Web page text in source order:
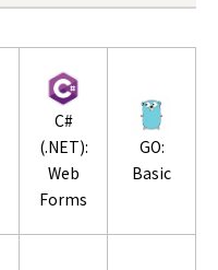
C#
(.NET):
Web
Forms
GO:
Basic